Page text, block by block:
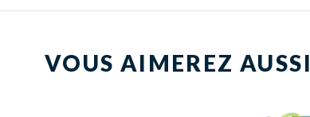
VOUS AIMEREZ AUSSI